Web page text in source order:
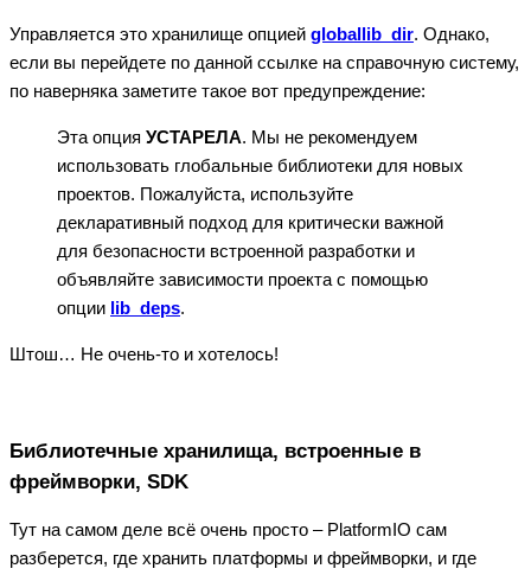
Управляется это хранилище опцией globallib_dir. Однако,
если вы перейдете по данной ссылке на справочную систему,
по наверняка заметите такое вот предупреждение:
Эта опция УСТАРЕЛА. Мы не рекомендуем
использовать глобальные библиотеки для новых
проектов. Пожалуйста, используйте
декларативный подход для критически важной
для безопасности встроенной разработки и
объявляйте зависимости проекта с помощью
опции lib_deps.
Штош… Не очень-то и хотелось!
Библиотечные хранилища, встроенные в
фреймворки, SDK
Тут на самом деле всё очень просто – PlatformIO сам
разберется, где хранить платформы и фреймворки, и где